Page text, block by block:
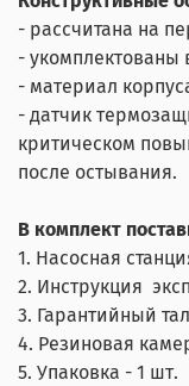
- рассчитана на
-
- материал
- датчик
критическом
после остывания.
В комплект
1. Насосная
2. Инструкция
3. Гарантийный
4. Резиновая
5. Упаковка - 1 шт.